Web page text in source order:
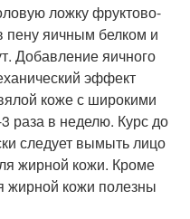
ложку фруктово-
яичным белком и
Добавление яичного
эффект
коже с широкими
раза в неделю. Курс до
следует вымыть лицо
жирной кожи. Кроме
жирной кожи полезны